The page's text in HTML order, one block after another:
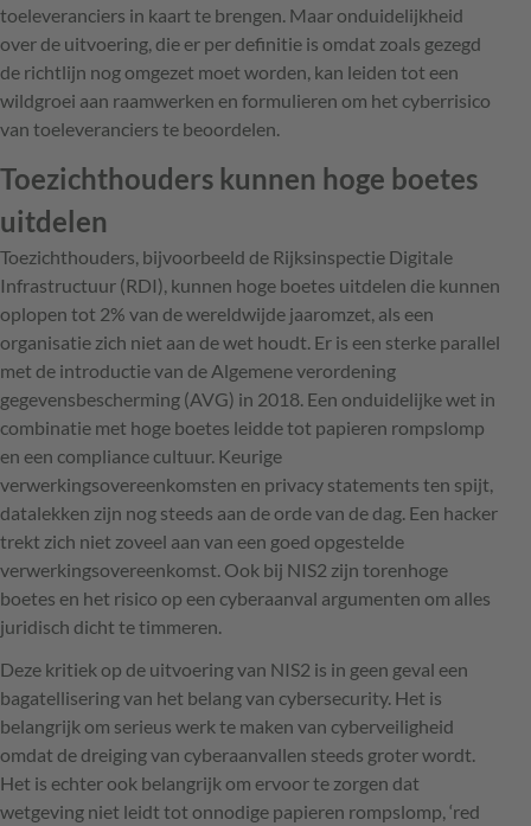
toeleveranciers in kaart te brengen. Maar onduidelijkheid
over de uitvoering, die er per definitie is omdat zoals gezegd
de richtlijn nog omgezet moet worden, kan leiden tot een
wildgroei aan raamwerken en formulieren om het cyberrisico
van toeleveranciers te beoordelen.
Toezichthouders kunnen hoge boetes
uitdelen
Toezichthouders, bijvoorbeeld de Rijksinspectie Digitale
Infrastructuur (RDI), kunnen hoge boetes uitdelen die kunnen
oplopen tot 2% van de wereldwijde jaaromzet, als een
organisatie zich niet aan de wet houdt. Er is een sterke parallel
met de introductie van de Algemene verordening
gegevensbescherming (AVG) in 2018. Een onduidelijke wet in
combinatie met hoge boetes leidde tot papieren rompslomp
en een compliance cultuur. Keurige
verwerkingsovereenkomsten en privacy statements ten spijt,
datalekken zijn nog steeds aan de orde van de dag. Een hacker
trekt zich niet zoveel aan van een goed opgestelde
verwerkingsovereenkomst. Ook bij NIS2 zijn torenhoge
boetes en het risico op een cyberaanval argumenten om alles
juridisch dicht te timmeren.
Deze kritiek op de uitvoering van NIS2 is in geen geval een
bagatellisering van het belang van cybersecurity. Het is
belangrijk om serieus werk te maken van cyberveiligheid
omdat de dreiging van cyberaanvallen steeds groter wordt.
Het is echter ook belangrijk om ervoor te zorgen dat
wetgeving niet leidt tot onnodige papieren rompslomp, ‘red